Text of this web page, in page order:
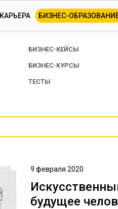
КАРЬЕРА БИЗНЕС-
БИЗНЕС-КЕЙСЫ
БИЗНЕС-КУРСЫ
ТЕСТЫ
9 февраля 2020
будущее